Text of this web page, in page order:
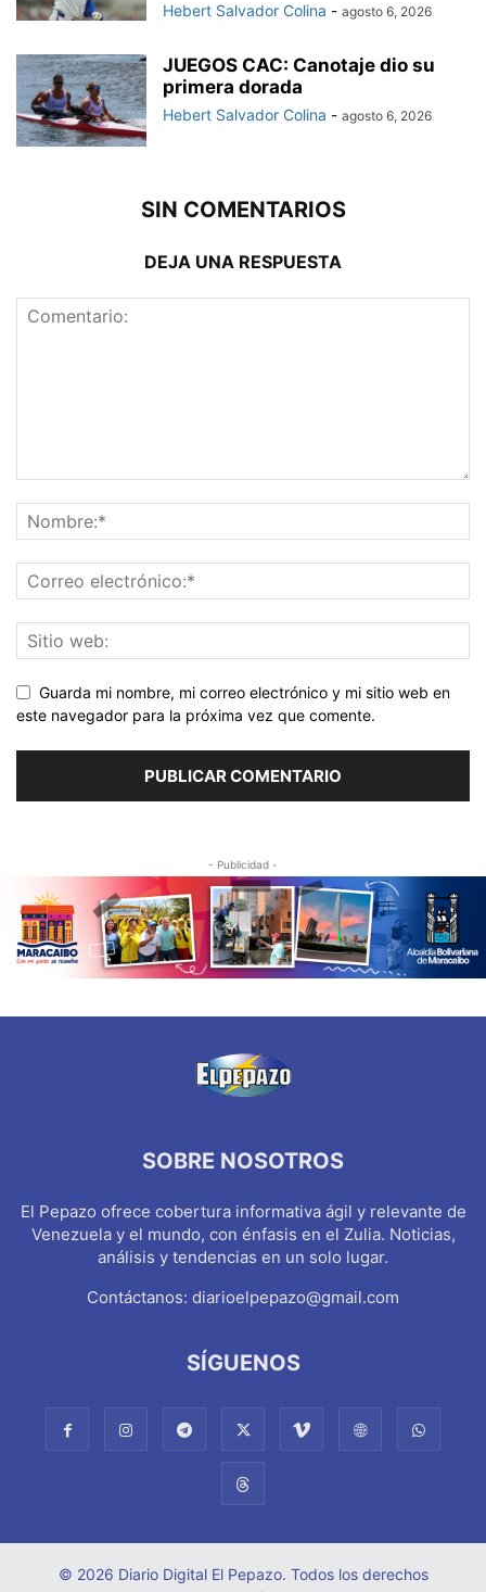
Hebert Salvador Colina - agosto 6, 2026
JUEGOS CAC: Canotaje dio su
primera dorada
Hebert Salvador Colina - agosto 6, 2026
SIN COMENTARIOS
DEJA UNA RESPUESTA
Guarda mi nombre, mi correo electrónico y mi sitio web en
este navegador para la próxima vez que comente.
- Publicidad -
SOBRE NOSOTROS
El Pepazo ofrece cobertura informativa ágil y relevante de
Venezuela y el mundo, con énfasis en el Zulia. Noticias,
análisis y tendencias en un solo lugar.
Contáctanos: diarioelpepazo@gmail.com
SÍGUENOS
© 2026 Diario Digital El Pepazo. Todos los derechos